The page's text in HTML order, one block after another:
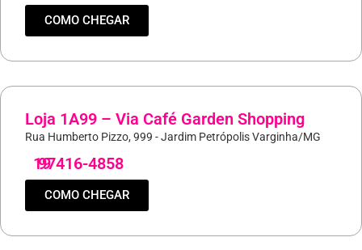
COMO CHEGAR
Loja 1A99 – Via Café Garden Shopping
Rua Humberto Pizzo, 999 - Jardim Petrópolis Varginha/MG
19
97416-4858
COMO CHEGAR